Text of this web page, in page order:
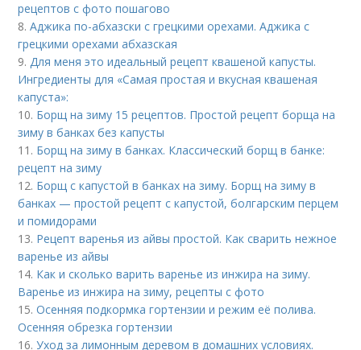
рецептов с фото пошагово
8.Аджика по-абхазски с грецкими орехами. Аджика с
грецкими орехами абхазская
9.Для меня это идеальный рецепт квашеной капусты.
Ингредиенты для «Самая простая и вкусная квашеная
капуста»:
10. Борщ на зиму 15 рецептов. Простой рецепт борща на
зиму в банках без капусты
11. Борщ на зиму в банках. Классический борщ в банке:
рецепт на зиму
12. Борщ с капустой в банках на зиму. Борщ на зиму в
банках — простой рецепт с капустой, болгарским перцем
и помидорами
13. Рецепт варенья из айвы простой. Как сварить нежное
варенье из айвы
14. Как и сколько варить варенье из инжира на зиму.
Варенье из инжира на зиму, рецепты с фото
15.Осенняя подкормка гортензии и режим её полива.
Осенняя обрезка гортензии
16.Уход за лимонным деревом в домашних условиях.